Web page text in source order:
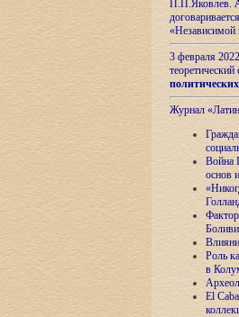
П.П.Яковлев.
«Независимой
3 февраля
теоретический
Журнал
Война
основ
Роль
в
El